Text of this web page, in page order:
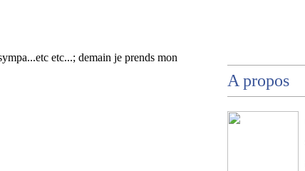
etc...; demain je prends mon
A propos